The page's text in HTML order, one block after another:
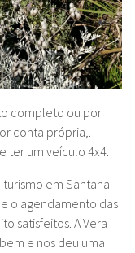
completo ou por
conta própria,.
ter um veículo 4x4.
em Santana
o agendamento das
satisfeitos. A Vera
e nos deu uma